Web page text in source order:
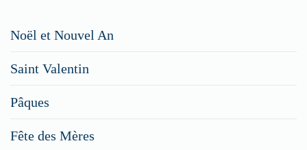
Noël et Nouvel An
Saint Valentin
Pâques
Fête des Mères